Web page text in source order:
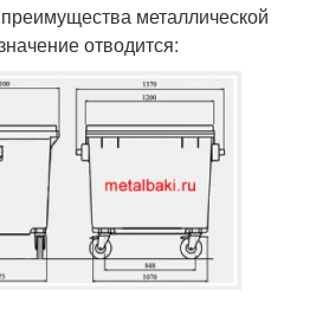
металлической
отводится: